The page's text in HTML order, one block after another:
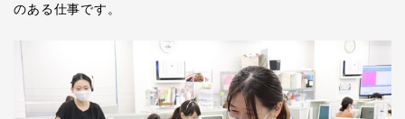
のある仕事です。